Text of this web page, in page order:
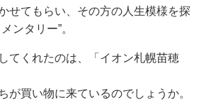
せてもらい、その方の人生模様を探
ンタリー”。
てくれたのは、「イオン札幌苗穂
が買い物に来ているのでしょうか。